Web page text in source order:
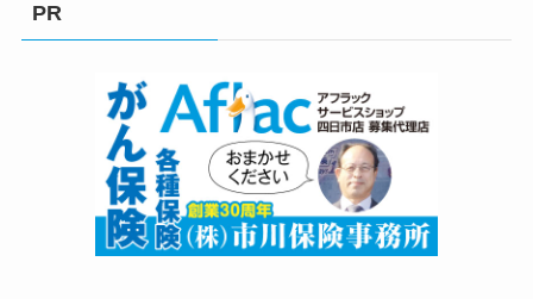
PR